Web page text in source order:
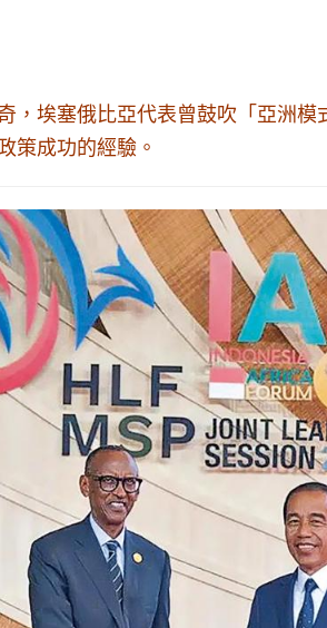
，埃塞俄比亞代表曾鼓吹「亞洲
策成功的經驗。